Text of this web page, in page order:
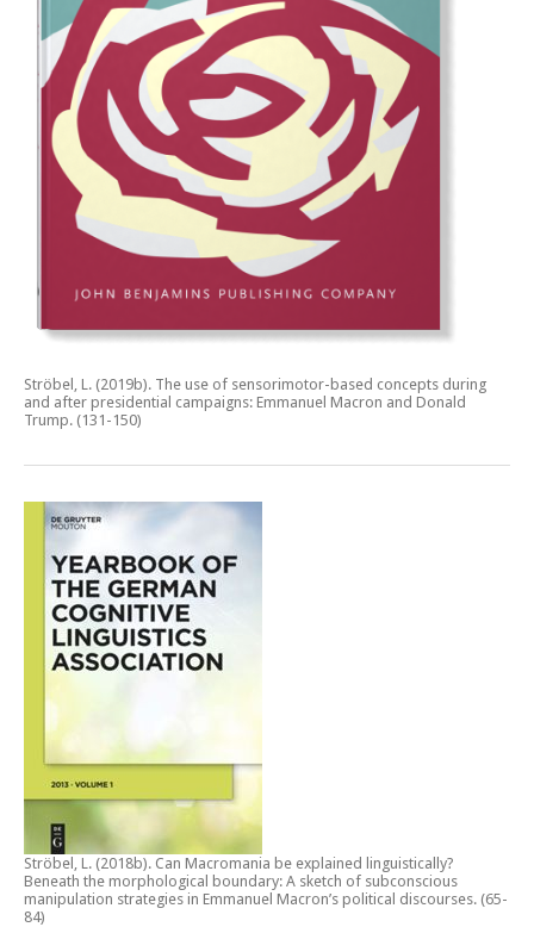
Ströbel, L. (2019b). The use of sensorimotor-based concepts during
and after presidential campaigns: Emmanuel Macron and Donald
Trump. (131-150)
Ströbel, L. (2018b). Can Macromania be explained linguistically?
Beneath the morphological boundary: A sketch of subconscious
manipulation strategies in Emmanuel Macron’s political discourses. (65-
84)